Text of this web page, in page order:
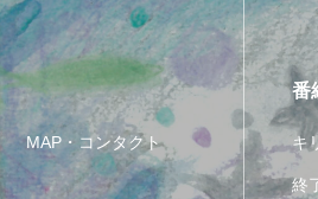
MAP・コンタクト
番
キ
終